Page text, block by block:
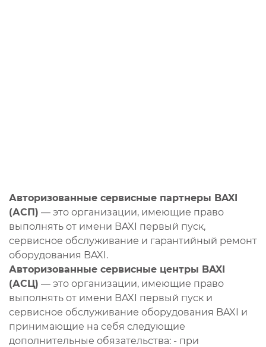
Авторизованные сервисные партнеры BAXI
(АСП) — это организации, имеющие право
выполнять от имени BAXI первый пуск,
сервисное обслуживание и гарантийный ремонт
оборудования BAXI.
Авторизованные сервисные центры BAXI
(АСЦ) — это организации, имеющие право
выполнять от имени BAXI первый пуск и
сервисное обслуживание оборудования BAXI и
принимающие на себя следующие
дополнительные обязательства: - при